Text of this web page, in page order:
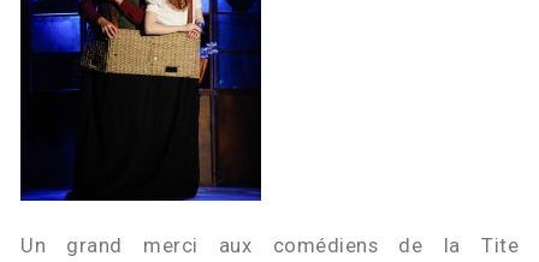
Un grand merci aux comédiens de la Tite